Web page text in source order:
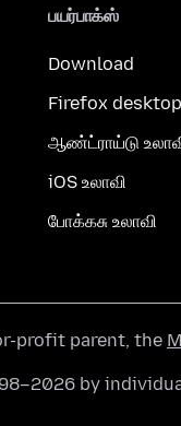
பயர்பாக்ஸ்
Download
Firefox desktop
ஆண்ட்ராய்டு
iOS உலாவி
போக்கசு உலாவி
profit parent, the
by